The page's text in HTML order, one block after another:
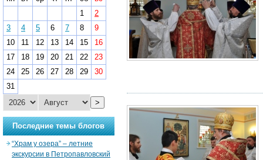
1
2
3
4 5 6 7 8
9
10
11 12 13 14 15
16
17
18 19 20 21 22
23
24
25 26 27 28 29
30
31
>
Последние темы блогов
“Храм у озера” – летние
экскурсии в Петропавловский